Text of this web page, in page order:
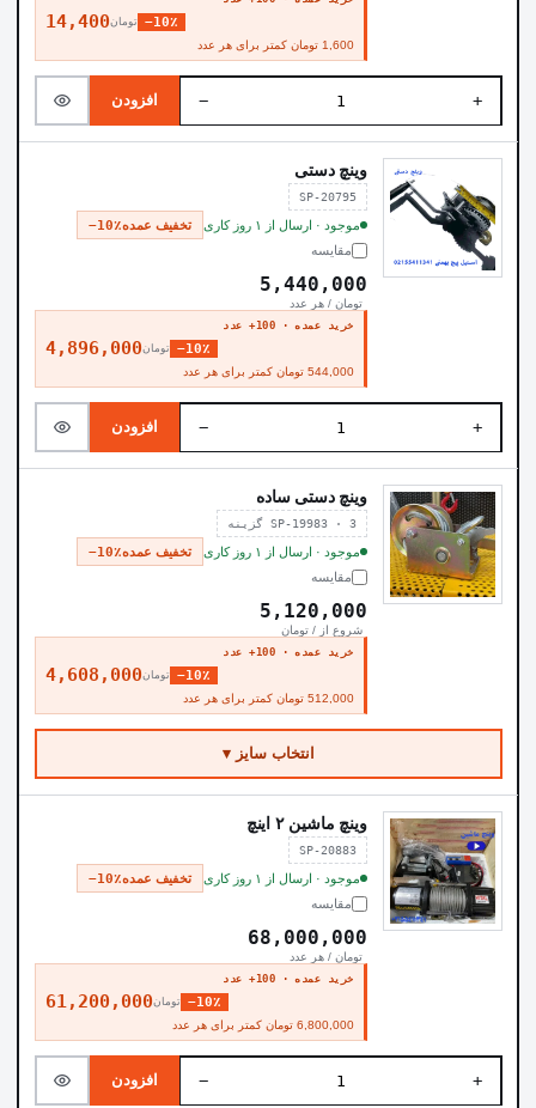
14,400تومان −10٪
1,600 تومان کمتر برای هر عدد
+
− افزودن
وینچ دستی
SP-20795
موجود · ارسال از ۱ روز کاری تخفیف عمده−10٪
مقایسه
5,440,000
تومان / هر عدد
خرید عمده · 100+ عدد
4,896,000تومان −10٪
544,000 تومان کمتر برای هر عدد
+
− افزودن
وینچ دستی ساده
SP-19983 · 3 گزینه
موجود · ارسال از ۱ روز کاری تخفیف عمده−10٪
مقایسه
5,120,000
شروع از / تومان
خرید عمده · 100+ عدد
4,608,000تومان −10٪
512,000 تومان کمتر برای هر عدد
انتخاب سایز ▾
وینچ ماشین ۲ اینچ
SP-20883
موجود · ارسال از ۱ روز کاری تخفیف عمده−10٪
مقایسه
68,000,000
تومان / هر عدد
خرید عمده · 100+ عدد
61,200,000تومان −10٪
6,800,000 تومان کمتر برای هر عدد
+
− افزودن